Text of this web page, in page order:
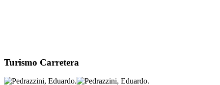
Turismo Carretera